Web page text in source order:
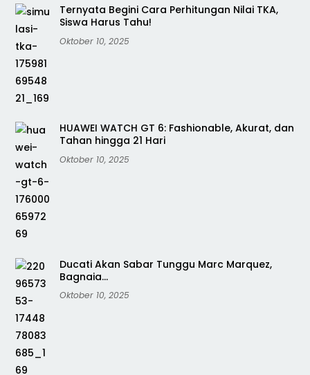
Ternyata Begini Cara Perhitungan Nilai TKA,
Siswa Harus Tahu!
Oktober 10, 2025
HUAWEI WATCH GT 6: Fashionable, Akurat, dan
Tahan hingga 21 Hari
Oktober 10, 2025
Ducati Akan Sabar Tunggu Marc Marquez,
Bagnaia…
Oktober 10, 2025